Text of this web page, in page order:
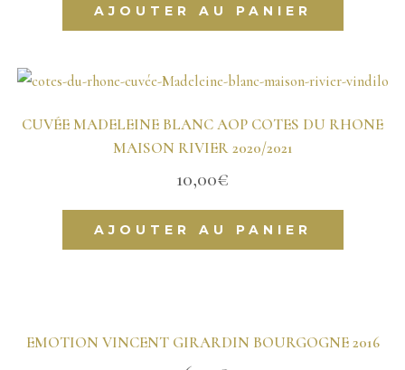
AJOUTER AU PANIER
CUVÉE MADELEINE BLANC AOP COTES DU RHONE
MAISON RIVIER 2020/2021
10,00€
AJOUTER AU PANIER
EMOTION VINCENT GIRARDIN BOURGOGNE 2016